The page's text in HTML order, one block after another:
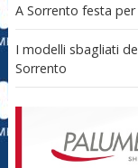
A Sorrento festa
I modelli sbagliati
Sorrento